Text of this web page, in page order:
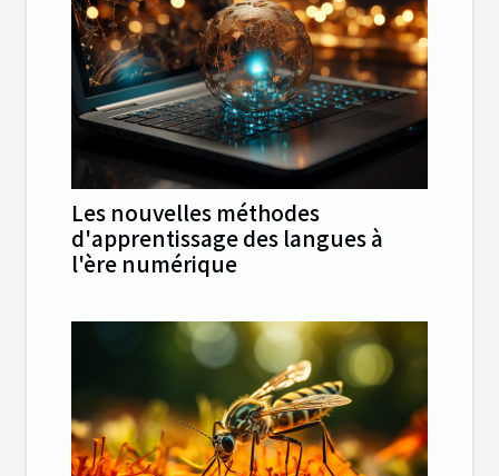
Les nouvelles méthodes
d'apprentissage des langues à
l'ère numérique